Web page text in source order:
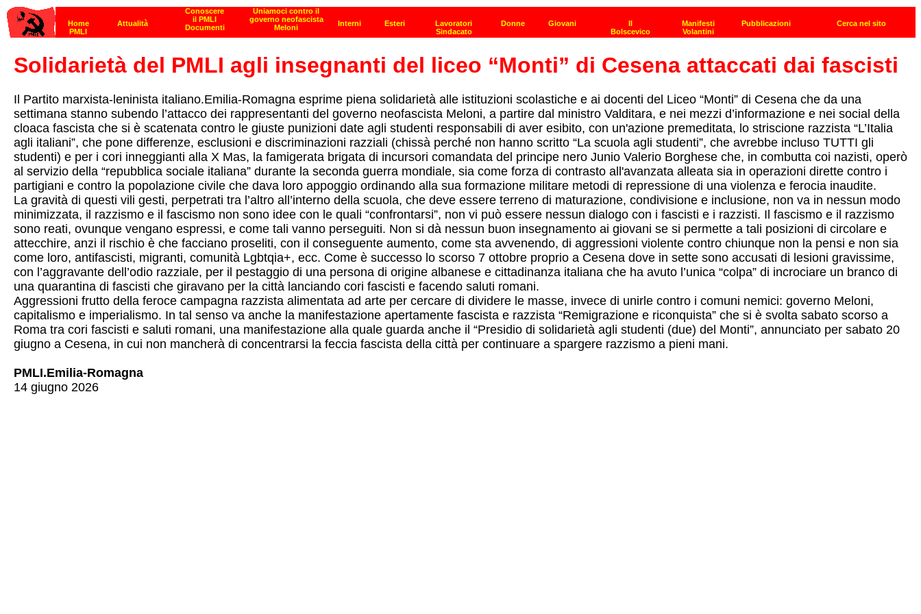
Solidarietà del PMLI agli insegnanti del liceo “Monti” di Cesena attaccati dai fascisti
Il Partito marxista-leninista italiano.Emilia-Romagna esprime piena solidarietà alle istituzioni scolastiche e ai docenti del Liceo “Monti” di Cesena che da una
settimana stanno subendo l’attacco dei rappresentanti del governo neofascista Meloni, a partire dal ministro Valditara, e nei mezzi d’informazione e nei social della
cloaca fascista che si è scatenata contro le giuste punizioni date agli studenti responsabili di aver esibito, con un'azione premeditata, lo striscione razzista “L’Italia
agli italiani”, che pone differenze, esclusioni e discriminazioni razziali (chissà perché non hanno scritto “La scuola agli studenti”, che avrebbe incluso TUTTI gli
studenti) e per i cori inneggianti alla X Mas, la famigerata brigata di incursori comandata del principe nero Junio Valerio Borghese che, in combutta coi nazisti, operò
al servizio della “repubblica sociale italiana” durante la seconda guerra mondiale, sia come forza di contrasto all'avanzata alleata sia in operazioni dirette contro i
partigiani e contro la popolazione civile che dava loro appoggio ordinando alla sua formazione militare metodi di repressione di una violenza e ferocia inaudite.
La gravità di questi vili gesti, perpetrati tra l’altro all’interno della scuola, che deve essere terreno di maturazione, condivisione e inclusione, non va in nessun modo
minimizzata, il razzismo e il fascismo non sono idee con le quali “confrontarsi”, non vi può essere nessun dialogo con i fascisti e i razzisti. Il fascismo e il razzismo
sono reati, ovunque vengano espressi, e come tali vanno perseguiti. Non si dà nessun buon insegnamento ai giovani se si permette a tali posizioni di circolare e
attecchire, anzi il rischio è che facciano proseliti, con il conseguente aumento, come sta avvenendo, di aggressioni violente contro chiunque non la pensi e non sia
come loro, antifascisti, migranti, comunità Lgbtqia+, ecc. Come è successo lo scorso 7 ottobre proprio a Cesena dove in sette sono accusati di lesioni gravissime,
con l’aggravante dell’odio razziale, per il pestaggio di una persona di origine albanese e cittadinanza italiana che ha avuto l’unica “colpa” di incrociare un branco di
una quarantina di fascisti che giravano per la città lanciando cori fascisti e facendo saluti romani.
Aggressioni frutto della feroce campagna razzista alimentata ad arte per cercare di dividere le masse, invece di unirle contro i comuni nemici: governo Meloni,
capitalismo e imperialismo. In tal senso va anche la manifestazione apertamente fascista e razzista “Remigrazione e riconquista” che si è svolta sabato scorso a
Roma tra cori fascisti e saluti romani, una manifestazione alla quale guarda anche il “Presidio di solidarietà agli studenti (due) del Monti”, annunciato per sabato 20
giugno a Cesena, in cui non mancherà di concentrarsi la feccia fascista della città per continuare a spargere razzismo a pieni mani.
PMLI.Emilia-Romagna
14 giugno 2026